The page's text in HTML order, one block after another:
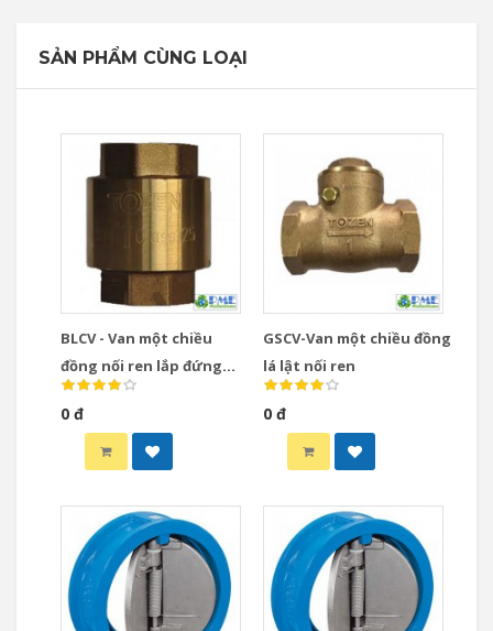
SẢN PHẨM CÙNG LOẠI
BLCV - Van một chiều
đồng nối ren lắp đứng
dạng Lift
0 đ
GSCV-Van một chiều đồng
lá lật nối ren
0 đ